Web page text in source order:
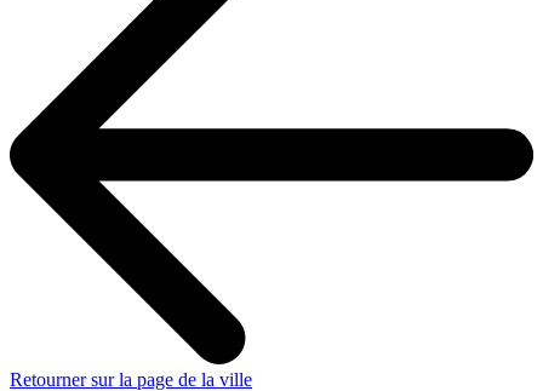
Retourner sur la page de la ville